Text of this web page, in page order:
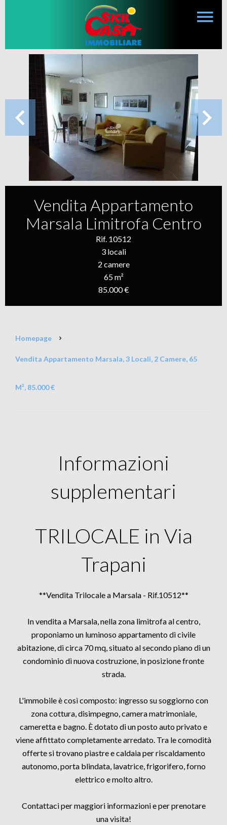
Vendita Appartamento
Marsala Limitrofa Centro
Rif. 10512
3 locali
2 camere
65 m²
85.000 €
Homepage
Vendita Appartamento Marsala, 3 Locali, 2 Camere, 65
M², 85.000 €
Informazioni
supplementari
TRILOCALE in Via
Trapani
**Vendita Trilocale a Marsala - Rif.10512**
In vendita a Marsala, nella zona limitrofa al centro,
proponiamo un luminoso appartamento di civile
abitazione, di circa 70 mq, situato al secondo piano di un
condominio di nuova costruzione, in posizione fronte
strada.
L'immobile è così composto: ingresso su soggiorno con
zona cottura, disimpegno, camera matrimoniale,
cameretta e bagno. È dotato di un posto auto privato e
viene affittato completamente arredato. Tra le comodità
offerte si trovano piastre e caldaia per riscaldamento
autonomo, porta blindata, lavatrice, frigorifero, forno
elettrico e molto altro.
Contattaci per maggiori informazioni e per prenotare
una visita!